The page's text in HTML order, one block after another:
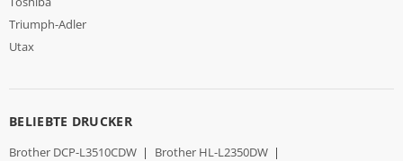
Triumph-Adler
Utax
BELIEBTE DRUCKER
Brother DCP-L3510CDW | Brother HL-L2350DW |